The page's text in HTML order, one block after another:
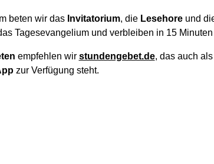
beten wir das Invitatorium, die Lesehoreund
Tagesevangelium und verbleiben in 15
empfehlen wir stundengebet.de, das auch
zur Verfügung steht.